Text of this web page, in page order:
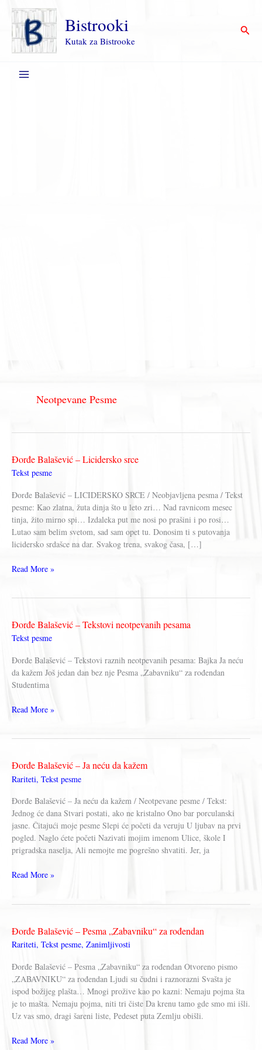
Пређи
садржај
Bistrooki
Kutak za Bistrooke
Neotpevane Pesme
Đorđe Balašević – Licidersko srce
Tekst pesme
Đorđe Balašević – LICIDERSKO SRCE / Neobjavljena pesma / Tekst
pesme: Kao zlatna, žuta dinja što u leto zri… Nad ravnicom mesec
tinja, žito mirno spi… Izdaleka put me nosi po prašini i po rosi…
Lutao sam belim svetom, sad sam opet tu. Donosim ti s putovanja
licidersko srdašce na dar. Svakog trena, svakog časa, […]
Đorđe
Read More »
Đorđe Balašević – Tekstovi neotpevanih pesama
Tekst pesme
Đorđe Balašević – Tekstovi raznih neotpevanih pesama: Bajka Ja neću
da kažem Još jedan dan bez nje Pesma „Zabavniku“ za rođendan
Studentima
Đorđe
pesama
Read More »
Đorđe Balašević – Ja neću da kažem
Rariteti, Tekst pesme
Đorđe Balašević – Ja neću da kažem / Neotpevane pesme / Tekst:
Jednog će dana Stvari postati, ako ne kristalno Ono bar porculanski
jasne. Čitajući moje pesme Slepi će početi da veruju U ljubav na prvi
pogled. Naglo ćete početi Nazivati mojim imenom Ulice, škole I
prigradska naselja, Ali nemojte me pogrešno shvatiti. Jer, ja
Đorđe
da
kažem
Read More »
Đorđe Balašević – Pesma „Zabavniku“ za rođendan
Rariteti, Tekst pesme, Zanimljivosti
Đorđe Balašević – Pesma „Zabavniku“ za rođendan Otvoreno pismo
„ZABAVNIKU“ za rođendan Ljudi su čudni i raznorazni Svašta je
ispod božijeg plašta… Mnogi prožive kao po kazni: Nemaju pojma šta
je to mašta. Nemaju pojma, niti tri čiste Da krenu tamo gde smo mi išli.
Uz vas smo, dragi šareni liste, Pedeset puta Zemlju obišli.
Đorđe
Read More »